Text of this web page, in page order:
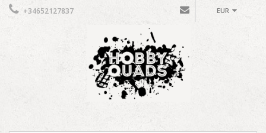
EUR
+34652127837